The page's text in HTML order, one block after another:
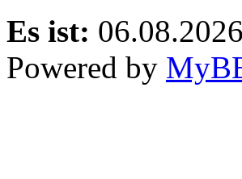
Es ist:
Powered by